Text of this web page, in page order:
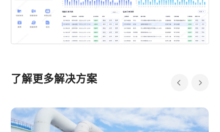
了解更多解决方案